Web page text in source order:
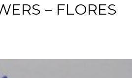
– FLORES